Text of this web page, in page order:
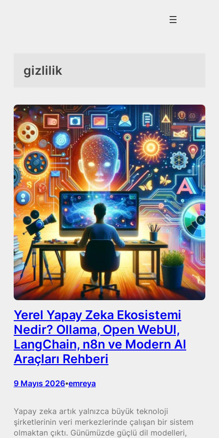
gizlilik
Yerel Yapay Zeka Ekosistemi
Nedir? Ollama, Open WebUI,
LangChain, n8n ve Modern AI
Araçları Rehberi
9 Mayıs 2026•emreya
Yapay zeka artık yalnızca büyük teknoloji
şirketlerinin veri merkezlerinde çalışan bir sistem
olmaktan çıktı. Günümüzde güçlü dil modelleri,